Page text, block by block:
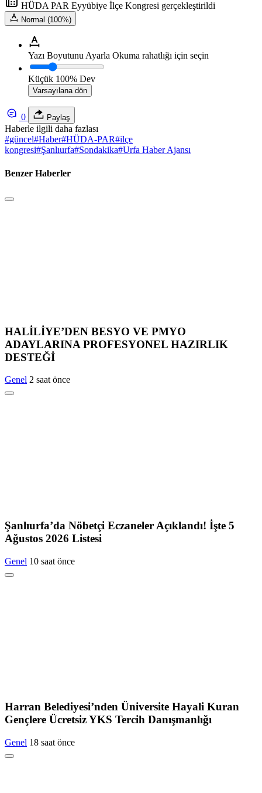
HÜDA PAR Eyyübiye İlçe Kongresi gerçekleştirildi
Normal (100%)
Yazı Boyutunu Ayarla Okuma rahatlığı için seçin
Küçük 100% Dev
Varsayılana dön
0 Paylaş
Haberle ilgili daha fazlası
#güncel#Haber#HÜDA-PAR#ilçe
kongresi#Şanlıurfa#Sondakika#Urfa Haber Ajansı
Benzer Haberler
HALİLİYE’DEN BESYO VE PMYO
ADAYLARINA PROFESYONEL HAZIRLIK
DESTEĞİ
Genel 2 saat önce
Şanlıurfa’da Nöbetçi Eczaneler Açıklandı! İşte 5
Ağustos 2026 Listesi
Genel 10 saat önce
Harran Belediyesi’nden Üniversite Hayali Kuran
Gençlere Ücretsiz YKS Tercih Danışmanlığı
Genel 18 saat önce